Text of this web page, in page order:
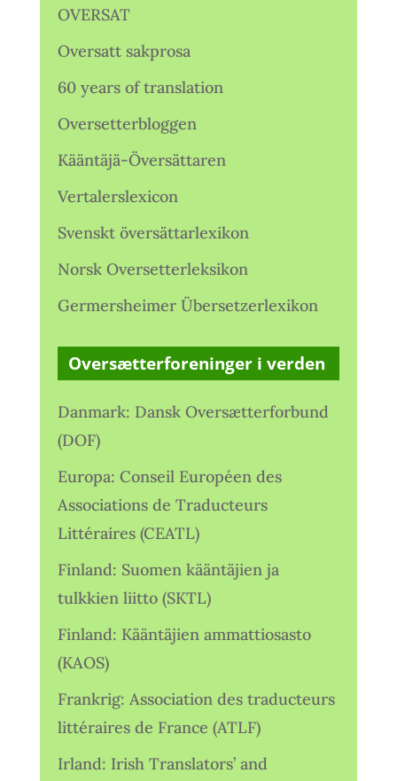
OVERSAT
Oversatt sakprosa
60 years of translation
Oversetterbloggen
Kääntäjä-Översättaren
Vertalerslexicon
Svenskt översättarlexikon
Norsk Oversetterleksikon
Germersheimer Übersetzerlexikon
Oversætterforeninger i verden
Danmark: Dansk Oversætterforbund
(DOF)
Europa: Conseil Européen des
Associations de Traducteurs
Littéraires (CEATL)
Finland: Suomen kääntäjien ja
tulkkien liitto (SKTL)
Finland: Kääntäjien ammattiosasto
(KAOS)
Frankrig: Association des traducteurs
littéraires de France (ATLF)
Irland: Irish Translators’ and